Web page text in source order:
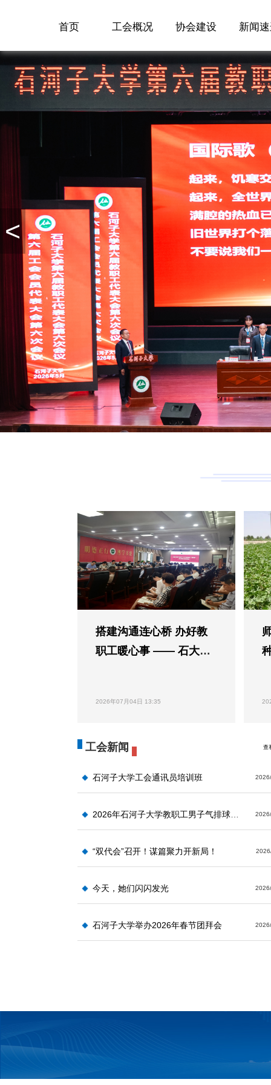
首页 工会概况 协会建设 新闻
<
搭建沟通连心桥 办好教
职工暖心事 —— 石大工
2026年07月04日 13:35
工会新闻 查
石河子大学工会通讯员培训班
2026年石河子大学教职工男子气排球赛落下帷幕
“双代会”召开！谋篇聚力开新局！
今天，她们闪闪发光
石河子大学举办2026年春节团拜会